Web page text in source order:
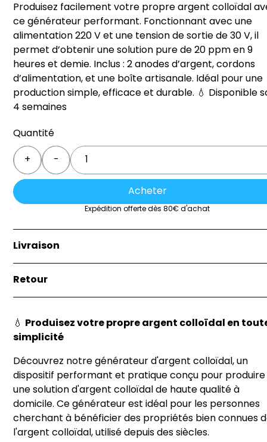
Produisez facilement votre propre argent colloïdal
ce générateur performant. Fonctionnant avec une
alimentation 220 V et une tension de sortie de 30 V, il
permet d’obtenir une solution pure de 20 ppm en 9
heures et demie. Inclus : 2 anodes d’argent, cordons
d’alimentation, et une boîte artisanale. Idéal pour une
production simple, efficace et durable. 💧 Disponible
4 semaines
Quantité
+ -
Quantity
Acheter
Expédition offerte dès 80€ d'achat
Livraison
marchandise à l’acheteur, soit au lieu indiqué par
l’acheteur sur le bon de commande.
Retour
jours pour le retourner dans son état d'origine. Les
de retour sont à votre charge, sauf si le produit est
client.
💧
Produisez votre propre argent colloïdal en
simplicité
Découvrez notre générateur d'argent colloïdal, un
dispositif performant et pratique conçu pour produire
une solution d'argent colloïdal de haute qualité à
domicile. Ce générateur est idéal pour les personnes
cherchant à bénéficier des propriétés bien connues
l'argent colloïdal, utilisé depuis des siècles.